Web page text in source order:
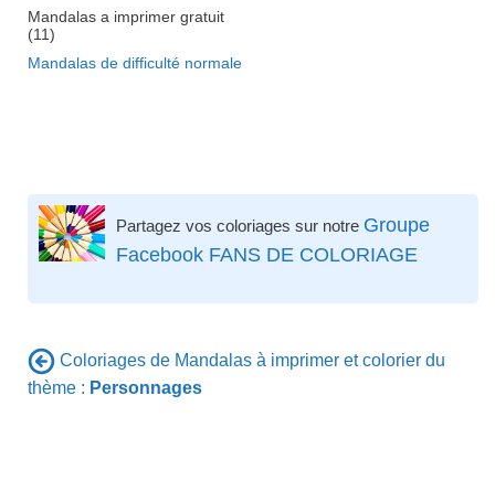
Mandalas a imprimer gratuit
(11)
Mandalas de difficulté normale
Partagez vos coloriages sur notre Groupe
Facebook FANS DE COLORIAGE
Coloriages de Mandalas à imprimer et colorier du
thème : Personnages